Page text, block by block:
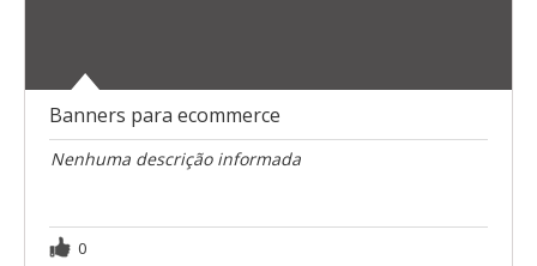
Banners para ecommerce
Nenhuma descrição informada
0